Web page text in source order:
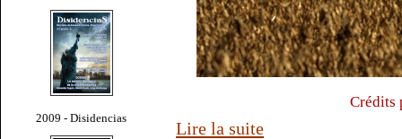
2009 - Disidencias
Crédits
Lire la suite